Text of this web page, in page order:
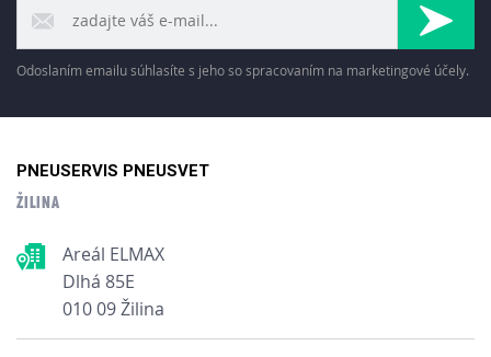
Odoslaním emailu súhlasíte s jeho so spracovaním na marketingové účely.
PNEUSERVIS PNEUSVET
ŽILINA
Areál ELMAX
Dlhá 85E
010 09 Žilina